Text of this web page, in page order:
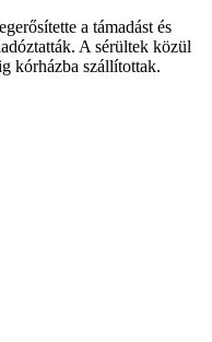
a támadást és
A sérültek közül
kórházba szállítottak.